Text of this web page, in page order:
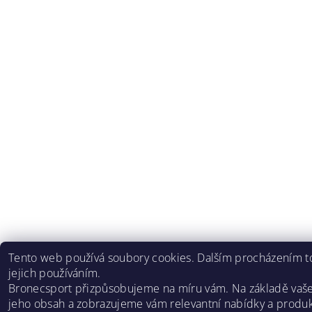
Tento web používá soubory cookies. Dalším procházením
jejich používáním.
Bronecsport přizpůsobujeme na míru vám. Na základě
jeho obsah a zobrazujeme vám relevantní nabídky a